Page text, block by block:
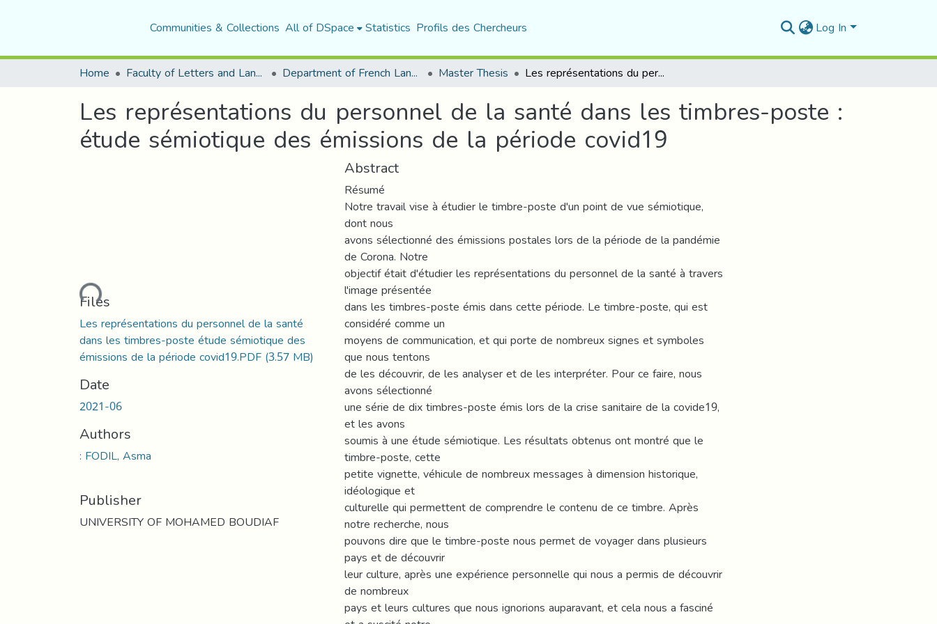
Communities & Collections All of DSpace Statistics Profils des Chercheurs Log In
Home Faculty of Letters and Languages Department of French Language and Literature Master Thesis Les représentations du personnel de la santé dans les timbres-poste : étude sémiotique des émissions de la période covid19
Les représentations du personnel de la santé dans les timbres-poste :
étude sémiotique des émissions de la période covid19
Loading...
Files
Les représentations du personnel de la santé
dans les timbres-poste étude sémiotique des
émissions de la période covid19.PDF(3.57 MB)
Date
2021-06
Authors
: FODIL, Asma
Publisher
UNIVERSITY OF MOHAMED BOUDIAF
Abstract
Résumé
Notre travail vise à étudier le timbre-poste d'un point de vue sémiotique,
dont nous
avons sélectionné des émissions postales lors de la période de la pandémie
de Corona. Notre
objectif était d'étudier les représentations du personnel de la santé à travers
l'image présentée
dans les timbres-poste émis dans cette période. Le timbre-poste, qui est
considéré comme un
moyens de communication, et qui porte de nombreux signes et symboles
que nous tentons
de les découvrir, de les analyser et de les interpréter. Pour ce faire, nous
avons sélectionné
une série de dix timbres-poste émis lors de la crise sanitaire de la covide19,
et les avons
soumis à une étude sémiotique. Les résultats obtenus ont montré que le
timbre-poste, cette
petite vignette, véhicule de nombreux messages à dimension historique,
idéologique et
culturelle qui permettent de comprendre le contenu de ce timbre. Après
notre recherche, nous
pouvons dire que le timbre-poste nous permet de voyager dans plusieurs
pays et de découvrir
leur culture, après une expérience personnelle qui nous a permis de découvrir
de nombreux
pays et leurs cultures que nous ignorions auparavant, et cela nous a fasciné